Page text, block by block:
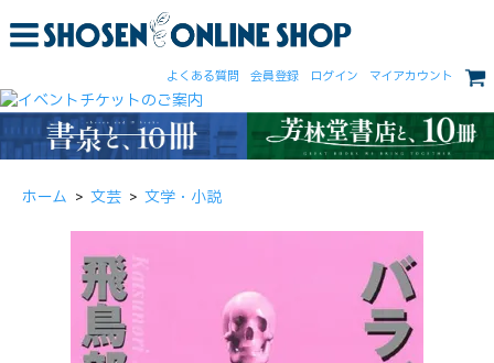
よくある質問 会員登録 ログイン マイアカウント
ホーム > 文芸 > 文学・小説